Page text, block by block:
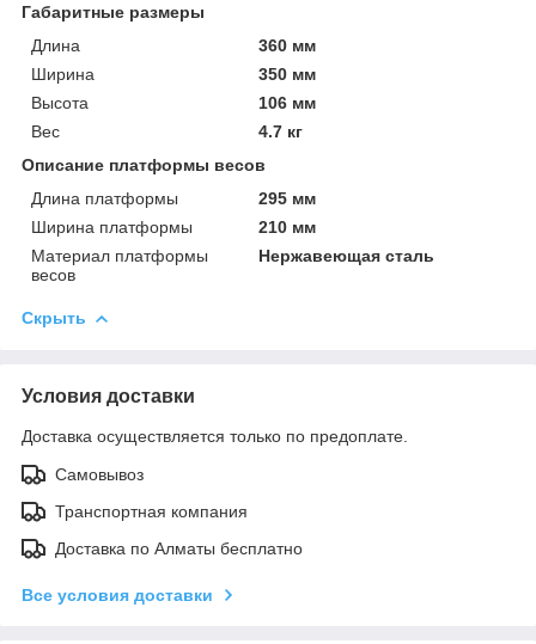
Габаритные размеры
Длина
360 мм
Ширина
350 мм
Высота
106 мм
Вес
4.7 кг
Описание платформы весов
Длина платформы
295 мм
Ширина платформы
210 мм
Материал платформы
весов
Нержавеющая сталь
Скрыть
Условия доставки
Доставка осуществляется только по предоплате.
Самовывоз
Транспортная компания
Доставка по Алматы бесплатно
Все условия доставки